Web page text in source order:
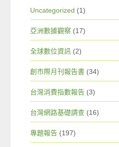
Uncategorized (1)
亞洲數據觀察 (17)
全球數位資訊 (2)
創市際月刊報告書 (34)
台灣消費指數報告 (3)
台灣網路基礎調查 (16)
專題報告 (197)